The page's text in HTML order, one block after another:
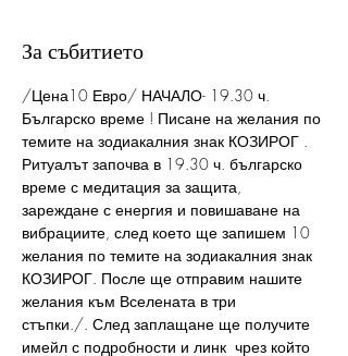
За събитието
/Цена10 Евро/ НАЧАЛО- 19.30 ч.
Българско време ! Писане на желания по
темите на зодиакалния знак КОЗИРОГ .
Ритуалът започва в 19.30 ч. българско
време с медитация за защита,
зареждане с енергия и повишаване на
вибрациите, след което ще запишем 10
желания по темите на зодиакалния знак
КОЗИРОГ. После ще отправим нашите
желания към Вселената в три
стъпки./. След заплащане ще получите
имейл с подробности и линк  чрез който